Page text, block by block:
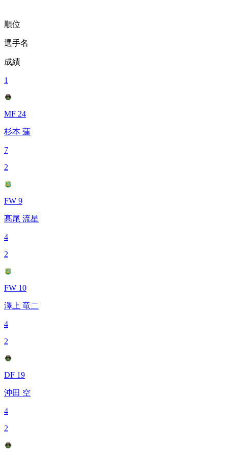
順位
選手名
成績
1
MF 24
杉本 蓮
7
2
FW 9
髙尾 流星
4
2
FW 10
澤上 竜二
4
2
DF 19
沖田 空
4
2